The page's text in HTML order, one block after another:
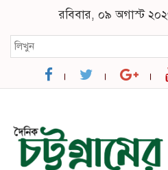
রবিবার, ০৯ অগাস্ট